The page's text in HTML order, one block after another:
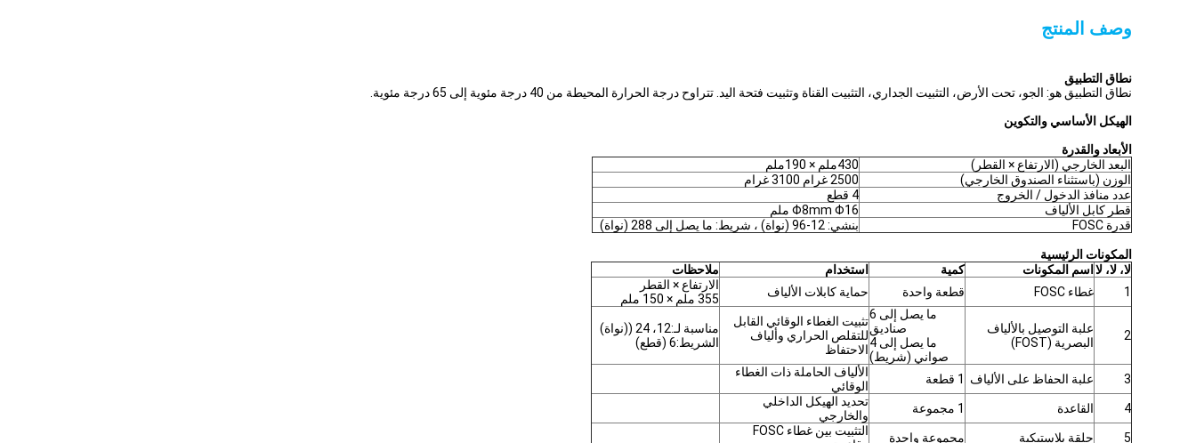
وصف المنتج
نطاق التطبيق
نطاق التطبيق هو: الجو، تحت الأرض، التثبيت الجداري، التثبيت القناة وتثبيت فتحة اليد. تتراوح درجة الحرارة المحيطة من 40 درجة مئوية إلى 65 درجة مئوية.
الهيكل الأساسي والتكوين
الأبعاد والقدرة
البعد الخارجي (الارتفاع × القطر)
430ملم × 190ملم
الوزن (باستثناء الصندوق الخارجي)
2500 غرام 3100 غرام
عدد منافذ الدخول / الخروج
4 قطع
قطر كابل الألياف
Φ8mm Φ16 ملم
قدرة FOSC
بنشي: 12-96 (نواة) ، شريط: ما يصل إلى 288 (نواة)
المكونات الرئيسية
لا، لا، لا اسم المكونات كمية استخدام
ملاحظات
1
غطاء FOSC قطعة واحدة حماية كابلات الألياف
الارتفاع × القطر
355 ملم × 150 ملم
2
علبة التوصيل بالألياف
البصرية (FOST)
ما يصل إلى 6
صناديق
ما يصل إلى 4
صواني (شريط)
تثبيت الغطاء الوقائي القابل
للتقلص الحراري وألياف
الاحتفاظ
مناسبة لـ:12، 24 ((نواة)
الشريط:6 (قطع)
3 علبة الحفاظ على الألياف 1 قطعة
الألياف الحاملة ذات الغطاء
الوقائي
4
القاعدة 1 مجموعة
تحديد الهيكل الداخلي
والخارجي
5
حلقة بلاستيكية مجموعة واحدة
التثبيت بين غطاء FOSC